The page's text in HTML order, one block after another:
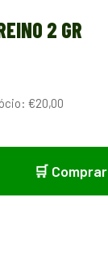
2 GR
€20,00
🛒 Comprar